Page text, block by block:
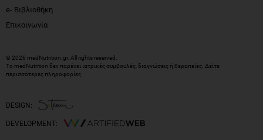
e- Βιβλιοθήκη
Επικοινωνία
© 2026 medNutrition.gr. All rights reserved.
Το medNutrition δεν παρέχει ιατρικές συμβουλές, διαγνώσεις ή θεραπείες. Δείτε
περισσότερες πληροφορίες
DESIGN:
DEVELOPMENT: